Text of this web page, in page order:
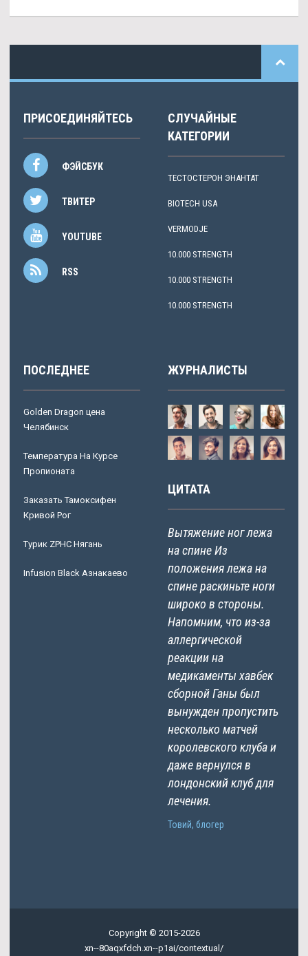
ПРИСОЕДИНЯЙТЕСЬ
ФЭЙСБУК
ТВИТЕР
YOUTUBE
RSS
СЛУЧАЙНЫЕ
КАТЕГОРИИ
ТЕСТОСТЕРОН ЭНАНТАТ
BIOTECH USA
VERMODJE
10.000 STRENGTH
10.000 STRENGTH
10.000 STRENGTH
ПОСЛЕДНЕЕ
Golden Dragon цена
Челябинск
Температура На Курсе
Пропионата
Заказать Тамоксифен
Кривой Рог
Турик ZPHC Нягань
Infusion Black Азнакаево
ЖУРНАЛИСТЫ
ЦИТАТА
Вытяжение ног лежа
на спине Из
положения лежа на
спине раскиньте ноги
широко в стороны.
Напомним, что из-за
аллергической
реакции на
медикаменты хавбек
сборной Ганы был
вынужден пропустить
несколько матчей
королевского клуба и
даже вернулся в
лондонский клуб для
лечения.
Товий, блогер
Copyright © 2015-2026
xn--80aqxfdch.xn--p1ai/contextual/